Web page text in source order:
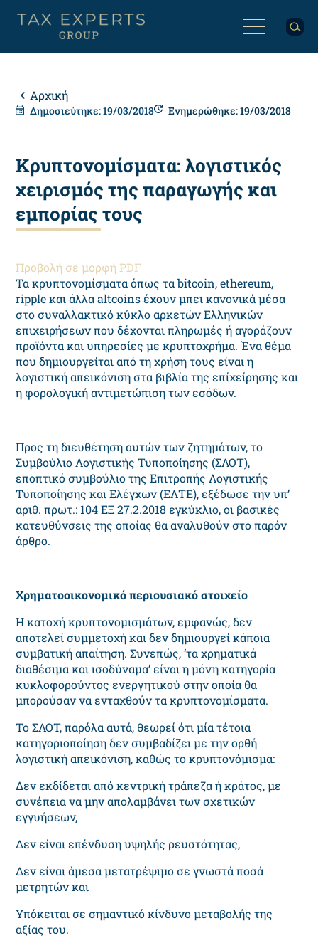
προς
κυρίως
Breadcrumb
Αρχική
Δημοσιεύτηκε: 19/03/2018 Ενημερώθηκε: 19/03/2018
Κρυπτονομίσματα: λογιστικός
χειρισμός της παραγωγής και
εμπορίας τους
Προβολή σε μορφή PDF
Τα κρυπτονομίσματα όπως τα bitcoin, ethereum,
ripple και άλλα altcoins έχουν μπει κανονικά μέσα
στο συναλλακτικό κύκλο αρκετών Ελληνικών
επιχειρήσεων που δέχονται πληρωμές ή αγοράζουν
προϊόντα και υπηρεσίες με κρυπτοχρήμα. Ένα θέμα
που δημιουργείται από τη χρήση τους είναι η
λογιστική απεικόνιση στα βιβλία της επίχείρησης και
η φορολογική αντιμετώπιση των εσόδων.
Προς τη διευθέτηση αυτών των ζητημάτων, το
Συμβούλιο Λογιστικής Τυποποίησης (ΣΛΟΤ),
εποπτικό συμβούλιο της Επιτροπής Λογιστικής
Τυποποίησης και Ελέγχων (ΕΛΤΕ), εξέδωσε την υπ’
αριθ. πρωτ.: 104 ΕΞ 27.2.2018 εγκύκλιο, οι βασικές
κατευθύνσεις της οποίας θα αναλυθούν στο παρόν
άρθρο.
Χρηματοοικονομικό περιουσιακό στοιχείο
Η κατοχή κρυπτονομισμάτων, εμφανώς, δεν
αποτελεί συμμετοχή και δεν δημιουργεί κάποια
συμβατική απαίτηση. Συνεπώς, ‘τα χρηματικά
διαθέσιμα και ισοδύναμα’ είναι η μόνη κατηγορία
κυκλοφορούντος ενεργητικού στην οποία θα
μπορούσαν να ενταχθούν τα κρυπτονομίσματα.
Το ΣΛΟΤ, παρόλα αυτά, θεωρεί ότι μία τέτοια
κατηγοριοποίηση δεν συμβαδίζει με την ορθή
λογιστική απεικόνιση, καθώς το κρυπτονόμισμα:
Δεν εκδίδεται από κεντρική τράπεζα ή κράτος, με
συνέπεια να μην απολαμβάνει των σχετικών
εγγυήσεων,
Δεν είναι επένδυση υψηλής ρευστότητας,
Δεν είναι άμεσα μετατρέψιμο σε γνωστά ποσά
μετρητών και
Υπόκειται σε σημαντικό κίνδυνο μεταβολής της
αξίας του.